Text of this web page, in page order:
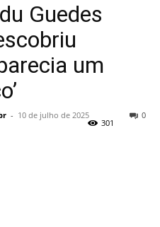
Guedes
um
- 10 de julho de 2025 0
301